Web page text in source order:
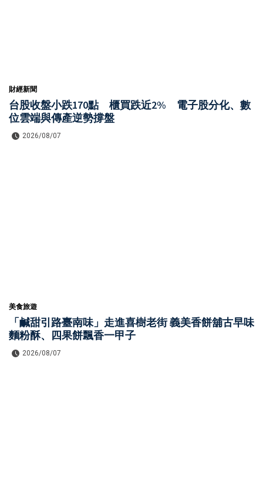
財經新聞
台股收盤小跌170點 櫃買跌近2% 電子股分化、數
位雲端與傳產逆勢撐盤
2026/08/07
美食旅遊
「鹹甜引路臺南味」走進喜樹老街 義美香餅舖古早味
麵粉酥、四果餅飄香一甲子
2026/08/07